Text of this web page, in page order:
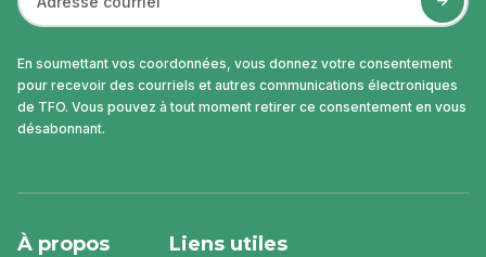
En soumettant vos coordonnées, vous donnez votre consentement
pour recevoir des courriels et autres communications électroniques
de TFO. Vous pouvez à tout moment retirer ce consentement en vous
désabonnant.
À propos Liens utiles